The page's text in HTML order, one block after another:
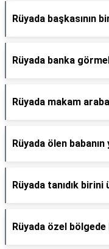
Rüyada başkasının
Rüyada banka
Rüyada makam
Rüyada ölen
Rüyada tanıdık
Rüyada özel